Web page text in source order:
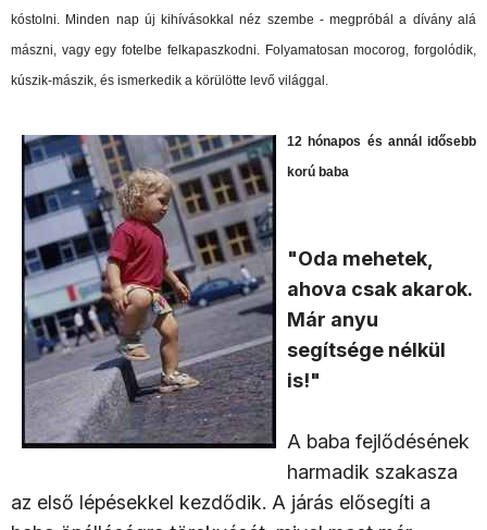
kóstolni. Minden nap új kihívásokkal néz szembe - megpróbál a dívány alá
mászni, vagy egy fotelbe felkapaszkodni. Folyamatosan mocorog, forgolódik,
kúszik-mászik, és ismerkedik a körülötte levő világgal.
12 hónapos és annál idősebb
korú baba
"Oda mehetek,
ahova csak akarok.
Már anyu
segítsége nélkül
is!"
A baba fejlődésének
harmadik szakasza
az első lépésekkel kezdődik. A járás elősegíti a